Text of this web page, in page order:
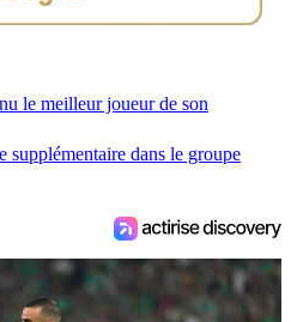
le meilleur joueur de son
supplémentaire dans le groupe